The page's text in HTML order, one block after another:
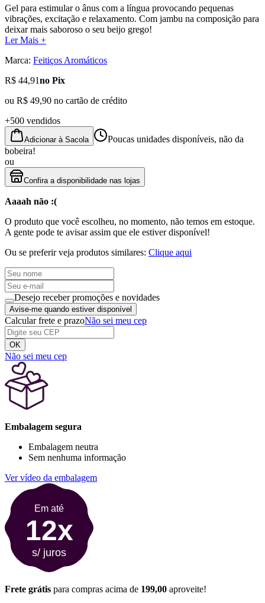
Gel para estimular o ânus com a língua provocando pequenas
vibrações, excitação e relaxamento. Com jambu na composição para
deixar mais saboroso o seu beijo grego!
Ler Mais +
Marca: Feitiços Aromáticos
R$ 44,91no Pix
ou R$ 49,90 no cartão de crédito
+500 vendidos
Adicionar à Sacola
Poucas unidades disponíveis, não da
bobeira!
ou
Confira a disponibilidade nas lojas
Aaaah não :(
O produto que você escolheu, no momento, não temos em estoque.
A gente pode te avisar assim que ele estiver disponível!
Ou se preferir veja produtos similares: Clique aqui
Desejo receber promoções e novidades
Avise-me quando estiver disponível
Calcular frete e prazoNão sei meu cep
OK
Não sei meu cep
Embalagem segura
Embalagem neutra
Sem nenhuma informação
Ver vídeo da embalagem
Em até
12x
s/ juros
Frete grátis para compras acima de 199,00 aproveite!